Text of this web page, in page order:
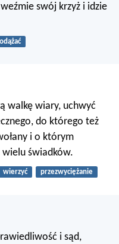
swój krzyż i idzie
walkę wiary, uchwyć
do którego też
i o którym
wielu świadków.
wierzyć przezwyciężanie
i sąd,